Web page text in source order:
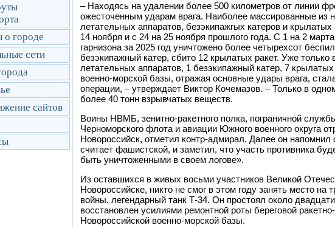
о городе
сети
сайтов
–Находясь на удалении более 500 километров от линии
ожесточенным ударам врага. Наиболее массированные из
летательных аппаратов, безэкипажгых катеров и
14 ноября и с 24 на 25 ноября прошлого года. С 1 на 2
гарнизона за 2025 год уничтожено более четырехсот
безэкипажный катер, сбито 12 крылатых ракет. Уже только
летательных аппаратов, 1 безэкипажный катер, 7
военно-морской базы, отражая основные удары врага,
операции, –утверждает Виктор Кочемазов. – Только в
более 40 тонн взрывчатых веществ.
Воины НВМБ, зенитно-ракетного полка, пограничной
Черноморского флота и авиации Южного военного округа
Новороссийск, отметил контр-адмирал. Далее он напомнил
считает фашистской, и заметил, что участь противника
быть уничтоженными в своем логове».
Из оставшихся в живых восьми участников Великой
Новороссийске, никто не смог в этом году занять место
войны. легендарный танк Т-34. Он простоял около
восстановлен усилиями ремонтной роты береговой
Новороссийской военно-морской базы.